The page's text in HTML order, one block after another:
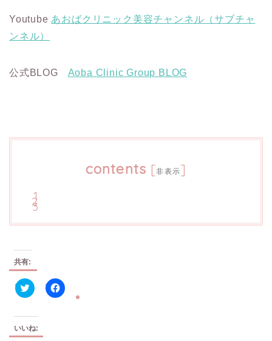
Youtube あおばクリニック美容チャンネル（サブチャ
ンネル）
公式BLOG Aoba Clinic Group BLOG
contents [非表示]
共有:
ク
し
て
F
いいね: